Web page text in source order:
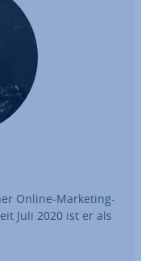
Online-Marketing-
Juli 2020 ist er als